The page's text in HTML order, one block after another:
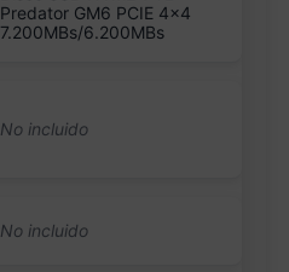
Predator GM6 PCIE 4×4
7.200MBs/6.200MBs